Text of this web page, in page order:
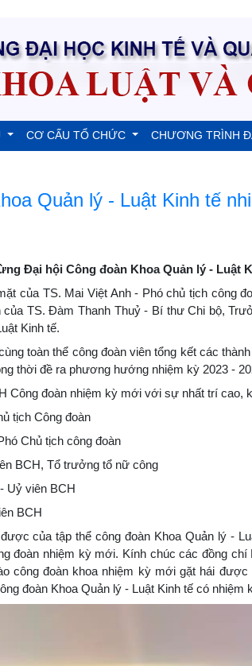
CƠ CẤU TỔ CHỨC CHƯƠNG TRÌNH
Quản lý - Luật Kinh tế
Đại hội Công đoàn Khoa Quản lý - Luật
của TS. Mai Việt Anh - Phó chủ tịch công
TS. Đàm Thanh Thuỷ - Bí thư Chi bộ,
Kinh tế.
toàn thể công đoàn viên tổng kết các
thời đề ra phương hướng nhiệm kỳ 2023 -
Công đoàn nhiệm kỳ mới với sự nhất trí cao,
tịch Công đoàn
Chủ tịch công đoàn
BCH, Tổ trưởng tổ nữ công
Uỷ viên BCH
BCH
của tập thể công đoàn Khoa Quản lý -
đoàn nhiệm kỳ mới. Kính chúc các đồng
công đoàn khoa nhiệm kỳ mới gặt hái
đoàn Khoa Quản lý - Luật Kinh tế có nhiệm